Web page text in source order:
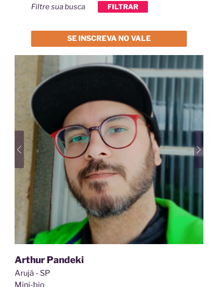
Filtre sua busca
FILTRAR
SE INSCREVA NO VALE
Previous Next
Arthur Pandeki
Arujá - SP
Mini-bio